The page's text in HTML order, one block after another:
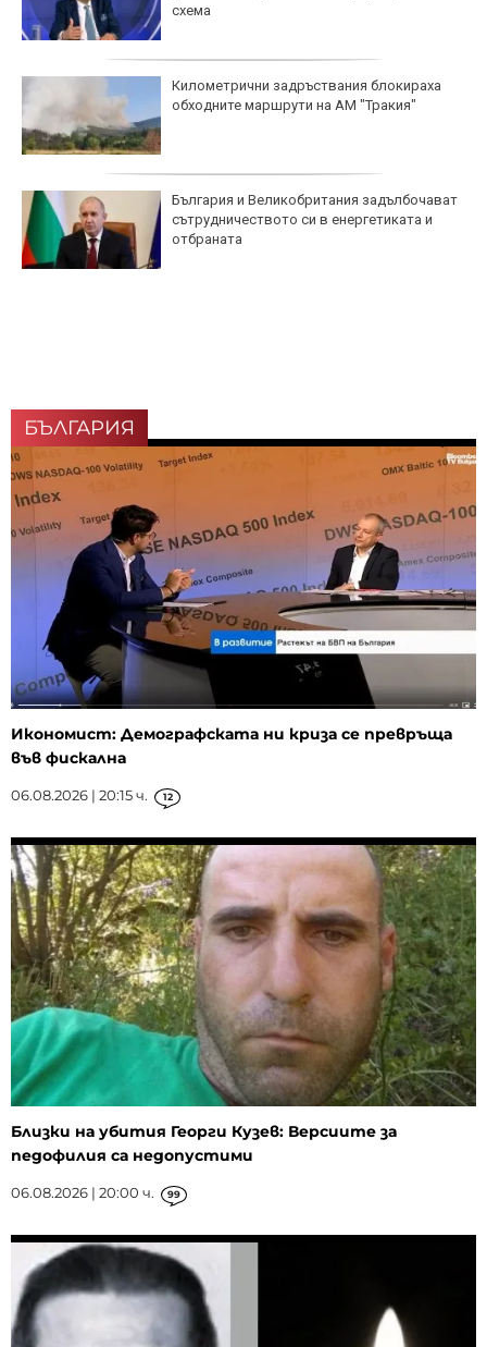
схема
Километрични задръствания блокираха
обходните маршрути на АМ "Тракия"
България и Великобритания задълбочават
сътрудничеството си в енергетиката и
отбраната
БЪЛГАРИЯ
Икономист: Демографската ни криза се превръща
във фискална
06.08.2026 | 20:15 ч. 12
Близки на убития Георги Кузев: Версиите за
педофилия са недопустими
06.08.2026 | 20:00 ч. 99